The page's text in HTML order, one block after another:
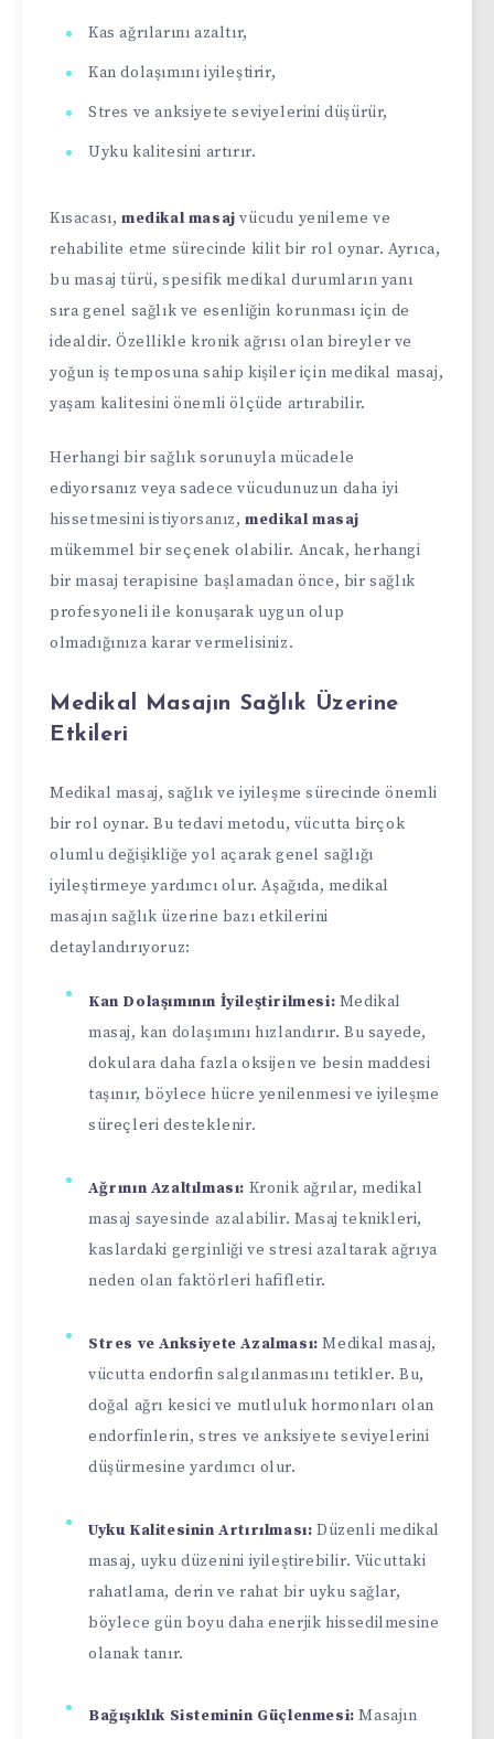
Kas ağrılarını azaltır,
Kan dolaşımını iyileştirir,
Stres ve anksiyete seviyelerini düşürür,
Uyku kalitesini artırır.
Kısacası, medikal masaj vücudu yenileme ve
rehabilite etme sürecinde kilit bir rol oynar. Ayrıca,
bu masaj türü, spesifik medikal durumların yanı
sıra genel sağlık ve esenliğin korunması için de
idealdir. Özellikle kronik ağrısı olan bireyler ve
yoğun iş temposuna sahip kişiler için medikal masaj,
yaşam kalitesini önemli ölçüde artırabilir.
Herhangi bir sağlık sorunuyla mücadele
ediyorsanız veya sadece vücudunuzun daha iyi
hissetmesini istiyorsanız,medikal masaj
mükemmel bir seçenek olabilir. Ancak, herhangi
bir masaj terapisine başlamadan önce, bir sağlık
profesyoneli ile konuşarak uygun olup
olmadığınıza karar vermelisiniz.
Medikal Masajın Sağlık Üzerine
Etkileri
Medikal masaj, sağlık ve iyileşme sürecinde önemli
bir rol oynar. Bu tedavi metodu, vücutta birçok
olumlu değişikliğe yol açarak genel sağlığı
iyileştirmeye yardımcı olur. Aşağıda, medikal
masajın sağlık üzerine bazı etkilerini
detaylandırıyoruz:
Kan Dolaşımının İyileştirilmesi: Medikal
masaj, kan dolaşımını hızlandırır. Bu sayede,
dokulara daha fazla oksijen ve besin maddesi
taşınır, böylece hücre yenilenmesi ve iyileşme
süreçleri desteklenir.
Ağrının Azaltılması: Kronik ağrılar, medikal
masaj sayesinde azalabilir. Masaj teknikleri,
kaslardaki gerginliği ve stresi azaltarak ağrıya
neden olan faktörleri hafifletir.
Stres ve Anksiyete Azalması: Medikal masaj,
vücutta endorfin salgılanmasını tetikler. Bu,
doğal ağrı kesici ve mutluluk hormonları olan
endorfinlerin, stres ve anksiyete seviyelerini
düşürmesine yardımcı olur.
Uyku Kalitesinin Artırılması: Düzenli medikal
masaj, uyku düzenini iyileştirebilir. Vücuttaki
rahatlama, derin ve rahat bir uyku sağlar,
böylece gün boyu daha enerjik hissedilmesine
olanak tanır.
Bağışıklık Sisteminin Güçlenmesi: Masajın